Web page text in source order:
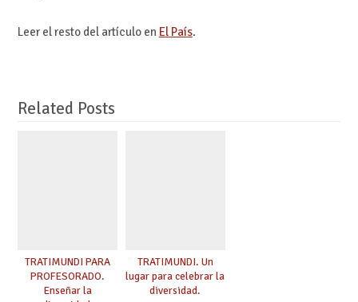
Leer el resto del artículo en El País.
Related Posts
TRATIMUNDI PARA
PROFESORADO.
Enseñar la
TRATIMUNDI. Un
lugar para celebrar la
diversidad.